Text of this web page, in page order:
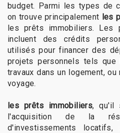
budget. Parmi les types de
on trouve principalement les
les prêts immobiliers. Les
incluent des crédits
utilisés pour financer des
projets personnels tels que
travaux dans un logement,
voyage.
les prêts immobiliers, qu'il
l'acquisition de la
d'investissements locatifs,